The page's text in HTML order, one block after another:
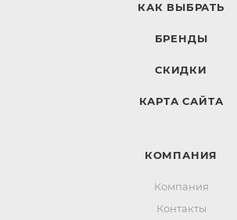
КАК ВЫБРАТЬ
БРЕНДЫ
СКИДКИ
КАРТА САЙТА
КОМПАНИЯ
Компания
Контакты